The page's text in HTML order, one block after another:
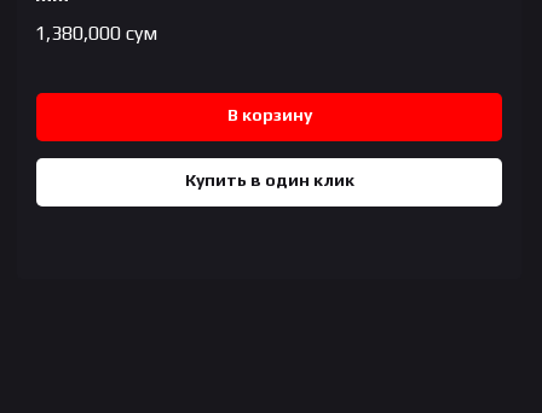
1,380,000 сум
В корзину
Купить в один клик